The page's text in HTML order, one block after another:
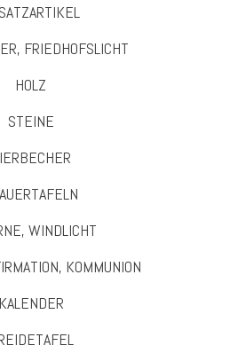
FRIEDHOFSLICHT
HOLZ
STEINE
WINDLICHT
KOMMUNION
KALENDER